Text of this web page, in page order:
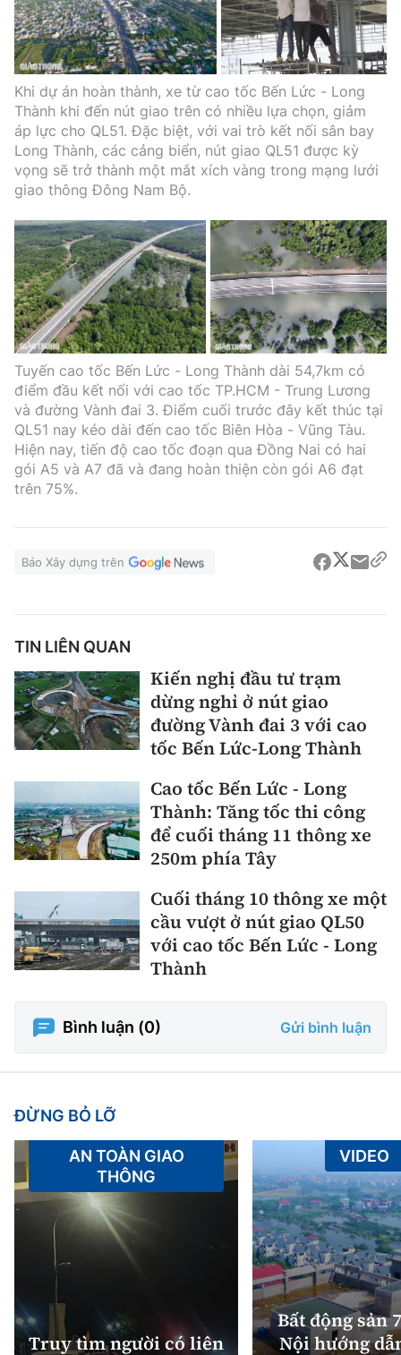
Khi dự án hoàn thành, xe từ cao tốc Bến Lức - Long
Thành khi đến nút giao trên có nhiều lựa chọn, giảm
áp lực cho QL51. Đặc biệt, với vai trò kết nối sân bay
Long Thành, các cảng biển, nút giao QL51 được kỳ
vọng sẽ trở thành một mắt xích vàng trong mạng lưới
giao thông Đông Nam Bộ.
Tuyến cao tốc Bến Lức - Long Thành dài 54,7km có
điểm đầu kết nối với cao tốc TP.HCM - Trung Lương
và đường Vành đai 3. Điểm cuối trước đây kết thúc tại
QL51 nay kéo dài đến cao tốc Biên Hòa - Vũng Tàu.
Hiện nay, tiến độ cao tốc đoạn qua Đồng Nai có hai
gói A5 và A7 đã và đang hoàn thiện còn gói A6 đạt
trên 75%.
Báo Xây dựng trên
TIN LIÊN QUAN
Kiến nghị đầu tư trạm
dừng nghỉ ở nút giao
đường Vành đai 3 với cao
tốc Bến Lức-Long Thành
Cao tốc Bến Lức - Long
Thành: Tăng tốc thi công
để cuối tháng 11 thông xe
250m phía Tây
Cuối tháng 10 thông xe một
cầu vượt ở nút giao QL50
với cao tốc Bến Lức - Long
Thành
Bình luận (0) Gửi bình luận
ĐỪNG BỎ LỠ
Truy tìm người có liên
AN TOÀN GIAO
THÔNG
Bất động sản
Nội hướng
VIDEO